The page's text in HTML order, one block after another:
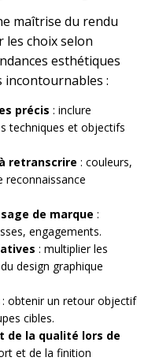
maîtrise du rendu
les choix selon
esthétiques
incontournables :
précis : inclure
techniques et objectifs
retranscrire : couleurs,
reconnaissance
de marque :
engagements.
: multiplier les
design graphique
: obtenir un retour objectif
cibles.
de la qualité lors de
et de la finition